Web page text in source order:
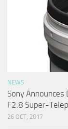
NEWS
Sony
F2.8 Super-
26 OCT, 2017